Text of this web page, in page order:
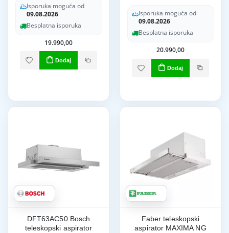
Isporuka moguća od
09.08.2026
Besplatna isporuka
19.990,00
Dodaj
Isporuka moguća od
09.08.2026
Besplatna isporuka
20.990,00
Dodaj
DFT63AC50 Bosch
teleskopski aspirator
Faber teleskopski
aspirator MAXIMA NG